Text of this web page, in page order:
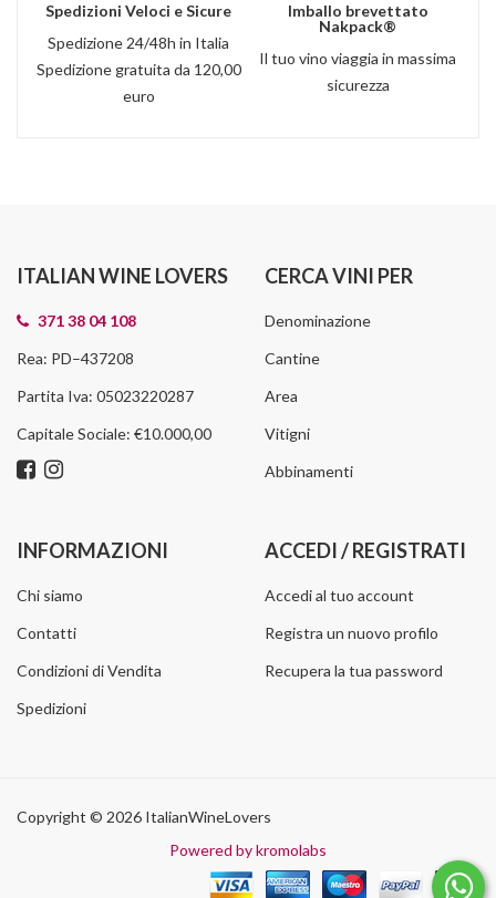
Spedizioni Veloci e Sicure
Spedizione 24/48h in Italia
Spedizione gratuita da 120,00
euro
Imballo brevettato
Nakpack®
Il tuo vino viaggia in massima
sicurezza
ITALIAN WINE LOVERS
371 38 04 108
Rea: PD–437208
Partita Iva: 05023220287
Capitale Sociale: €10.000,00
CERCA VINI PER
Denominazione
Cantine
Area
Vitigni
Abbinamenti
INFORMAZIONI
Chi siamo
Contatti
Condizioni di Vendita
Spedizioni
ACCEDI / REGISTRATI
Accedi al tuo account
Registra un nuovo profilo
Recupera la tua password
Copyright © 2026 ItalianWineLovers
Powered by kromolabs